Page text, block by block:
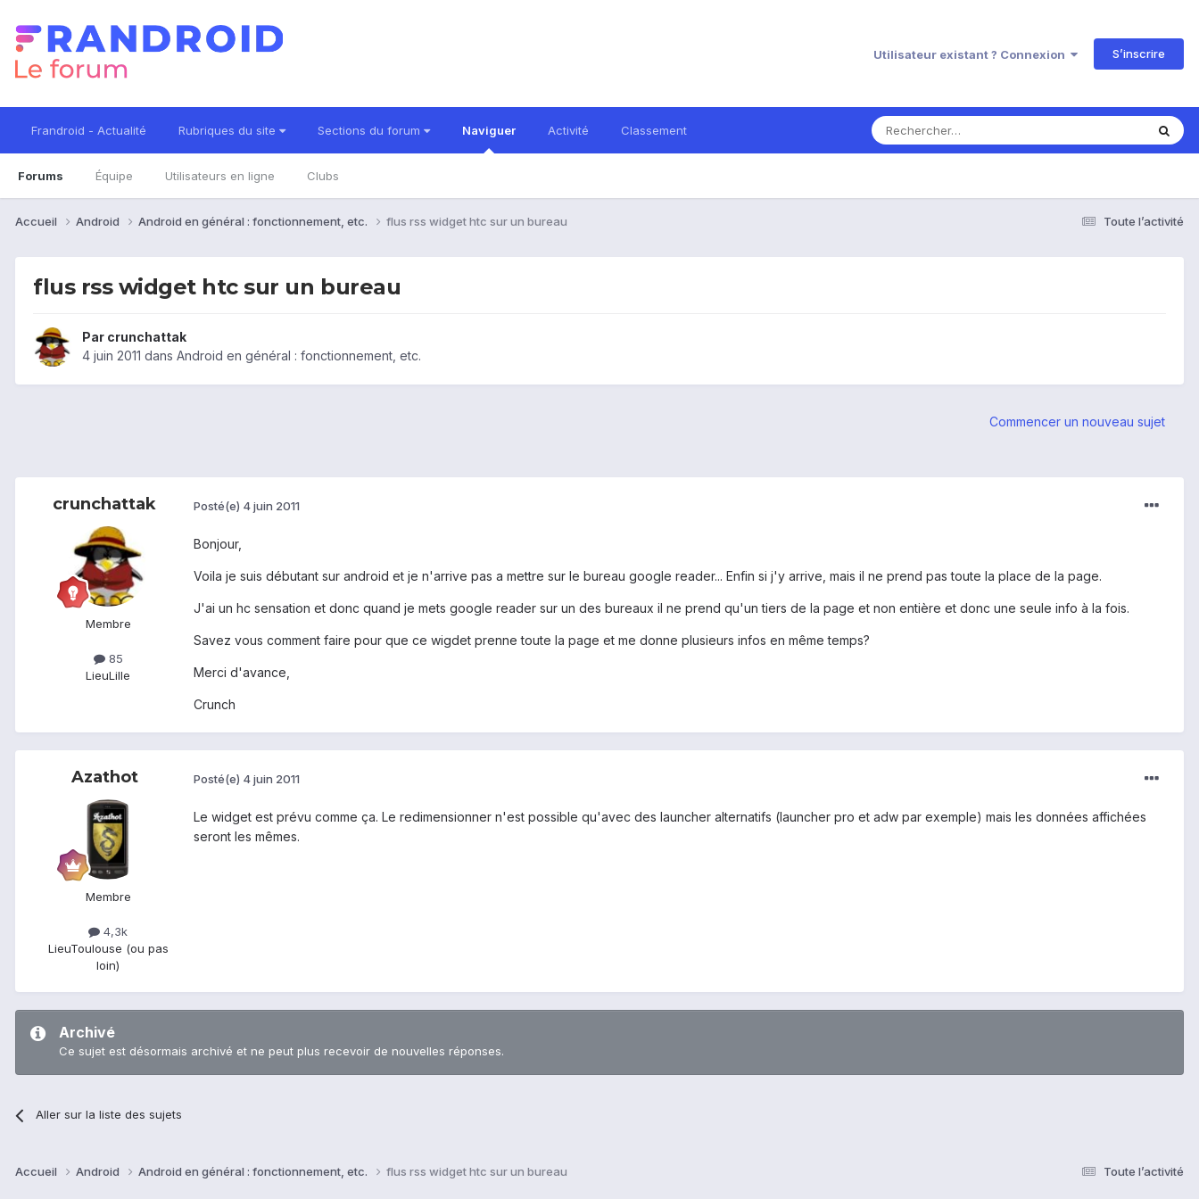
Utilisateur existant ? Connexion S’inscrire
Frandroid - Actualité Rubriques du site Sections du forum Naviguer
Forums Équipe Utilisateurs en ligne Clubs
Activité Classement
Toute l’activité
Accueil Android Android en général : fonctionnement, etc. flus rss widget htc sur un bureau
flus rss widget htc sur un bureau
Par crunchattak
4 juin 2011 dans Android en général : fonctionnement, etc.
Commencer un nouveau sujet
crunchattak
Membre
85
LieuLille
Posté(e) 4 juin 2011
Bonjour,
Voila je suis débutant sur android et je n'arrive pas a mettre sur le bureau google reader... Enfin si j'y arrive, mais il ne prend pas toute la place de la page.
J'ai un hc sensation et donc quand je mets google reader sur un des bureaux il ne prend qu'un tiers de la page et non entière et donc une seule info à la fois.
Savez vous comment faire pour que ce wigdet prenne toute la page et me donne plusieurs infos en même temps?
Merci d'avance,
Crunch
Azathot
Membre
4,3k
LieuToulouse (ou pas
loin)
Posté(e) 4 juin 2011
Le widget est prévu comme ça. Le redimensionner n'est possible qu'avec des launcher alternatifs (launcher pro et adw par exemple) mais les données affichées
seront les mêmes.
Archivé
Ce sujet est désormais archivé et ne peut plus recevoir de nouvelles réponses.
Aller sur la liste des sujets
Toute l’activité
Accueil Android Android en général : fonctionnement, etc. flus rss widget htc sur un bureau